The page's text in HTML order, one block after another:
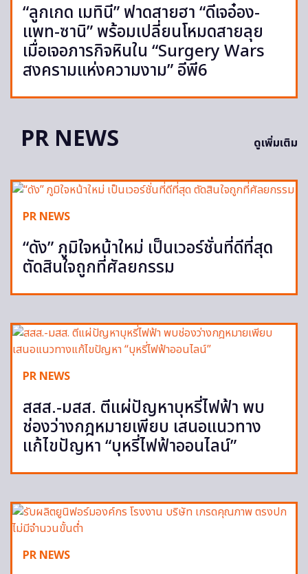
“ลูกเกด เมทินี” ฟาดสายฮา “ดีเจอ๋อง-
แพท-ซานิ” พร้อมเปลี่ยนโหมดสายลุย
เมื่อเจอภารกิจหินใน “Surgery Wars
สงครามแห่งความงาม” อีพี6
PR NEWS ดูเพิ่มเติม
PR NEWS
“ดัง” ภูมิใจหน้าใหม่ เป็นเวอร์ชั่นที่ดีที่สุด
ตัดสินใจถูกที่ศัลยกรรม
PR NEWS
สสส.-มสส. ตีแผ่ปัญหาบุหรี่ไฟฟ้า พบ
ช่องว่างกฎหมายเพียบ เสนอแนวทาง
แก้ไขปัญหา “บุหรี่ไฟฟ้าออนไลน์”
PR NEWS